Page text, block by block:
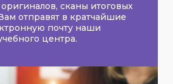
сканы итоговых
отправят в кратчайшие
почту наши
центра.